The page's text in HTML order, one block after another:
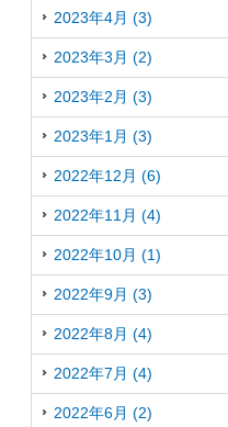
2023年4月 (3)
2023年3月 (2)
2023年2月 (3)
2023年1月 (3)
2022年12月 (6)
2022年11月 (4)
2022年10月 (1)
2022年9月 (3)
2022年8月 (4)
2022年7月 (4)
2022年6月 (2)